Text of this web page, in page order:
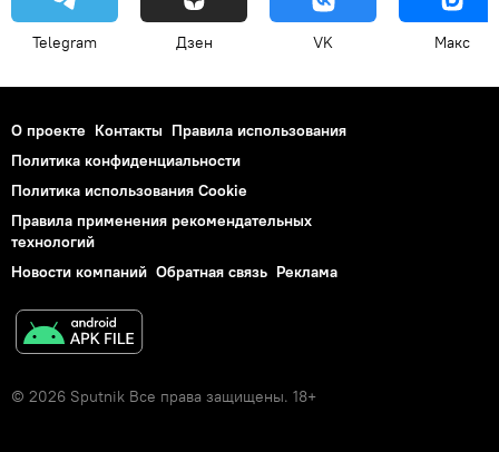
Telegram Дзен VK Макс
О проекте Контакты Правила использования
Политика конфиденциальности
Политика использования Cookie
Правила применения рекомендательных
технологий
Новости компаний Обратная связь Реклама
© 2026 Sputnik Все права защищены. 18+